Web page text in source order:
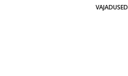
VAJADUSED